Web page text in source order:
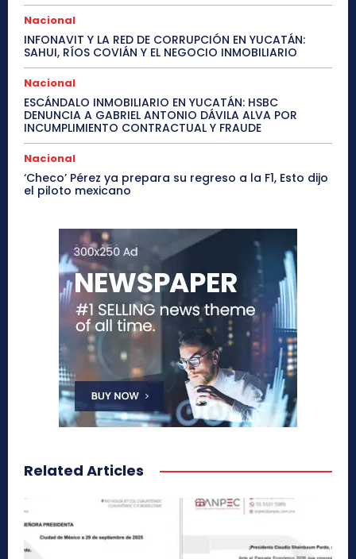
Nacional
INFONAVIT Y LA RED DE CORRUPCIÓN EN YUCATÁN:
SAHUI, RÍOS COVIÁN Y EL NEGOCIO INMOBILIARIO
Nacional
ESCÁNDALO INMOBILIARIO EN YUCATÁN: HSBC
DENUNCIA A GABRIEL ANTONIO DÁVILA ALVA POR
INCUMPLIMIENTO CONTRACTUAL Y FRAUDE
Nacional
‘Checo’ Pérez ya prepara su regreso a la F1, Esto dijo
el piloto mexicano
Related Articles